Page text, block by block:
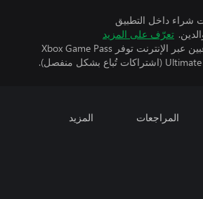
شراء داخل التطبيق
تعرّف على المزيد
تتطلب اللعبة متعددة اللاعبين عبر الإنترنت توفر Xbox Game Pass
المراجعات المزيد